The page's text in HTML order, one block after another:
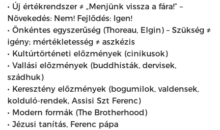
• Új értékrendszer ≠ „Menjünk vissza a fára!” –
Növekedés: Nem! Fejlődés: Igen!
• Önkéntes egyszerűség (Thoreau, Elgin) – Szükség ≠
igény; mértékletesség ≠ aszkézis
• Kultúrtörténeti előzmények (cinikusok)
• Vallási előzmények (buddhisták, dervisek,
szádhuk)
• Keresztény előzmények (bogumilok, valdensek,
kolduló-rendek, Assisi Szt Ferenc)
• Modern formák (The Brotherhood)
• Jézusi tanítás, Ferenc pápa